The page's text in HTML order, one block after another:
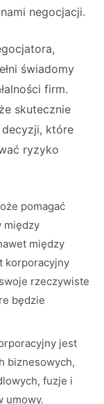
negocjacji.
świadomy
firm.
skutecznie
które
ryzyko
pomagać
między
między
korporacyjny
rzeczywiste
będzie
jest
biznesowych,
fuzje i
umowy.